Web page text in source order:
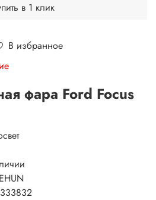
В избранное
в 1 клик
фара Ford Focus